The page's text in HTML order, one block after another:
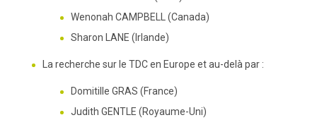
Wenonah CAMPBELL (Canada)
Sharon LANE (Irlande)
La recherche sur le TDC en Europe et au-delà par :
Domitille GRAS (France)
Judith GENTLE (Royaume-Uni)